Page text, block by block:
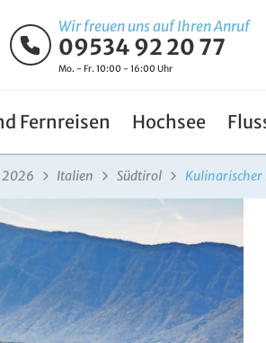
Wir freuen uns auf Ihren Anruf
09534 92 20 77
Mo. - Fr. 10:00 - 16:00 Uhr
Fernreisen Hochsee
2026 Italien Südtirol Kulinarischer